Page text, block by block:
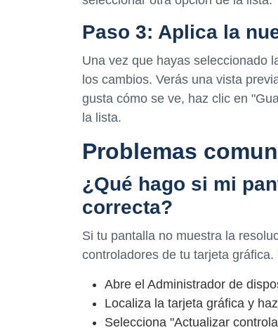
Paso 3: Aplica la
Una vez que hayas seleccionado
los cambios. Verás una vista
gusta cómo se ve, haz clic en
la lista.
Problemas
¿Qué hago si mi
correcta?
Si tu pantalla no muestra la
controladores de tu tarjeta
Abre el Administrador de
Localiza la tarjeta gráfica y
Selecciona "Actualizar